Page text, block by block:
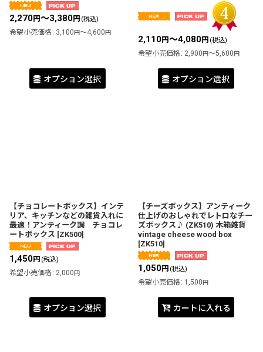
2,270円～3,380円 (税込)
希望小売価格 : 3,100 円～4,600 円
オプション選択
2,110円～4,080円 (税込)
希望小売価格 : 2,900 円～5,600 円
オプション選択
【チョコレートボックス】インテ
リア、キッチンなどの雑貨入れに
最適！アンティーク調 チョコレ
ートボックス [ZK500]
1,450円 (税込)
希望小売価格 : 2,000 円
オプション選択
【チーズボックス】アンティーク
仕上げのおしゃれでレトロなチー
ズボックス♪ (ZK510) 木箱雑貨
vintage cheese wood box
[ZK510]
1,050円 (税込)
希望小売価格 : 1,500 円
カートに入れる